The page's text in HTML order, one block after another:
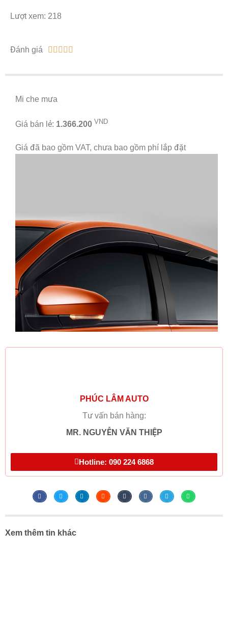
Lượt xem: 218
Đánh giá     
Mi che mưa
Giá bán lẻ: 1.366.200 VND
Giá đã bao gồm VAT, chưa bao gồm phí lắp đặt
PHÚC LÂM AUTO
Tư vấn bán hàng:
MR. NGUYỄN VĂN THIỆP
Hotline: 090 224 6868
Xem thêm tin khác